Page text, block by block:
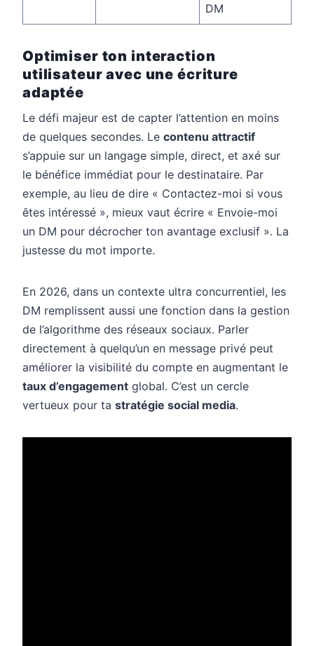
DM
Optimiser ton interaction
utilisateur avec une écriture
adaptée
Le défi majeur est de capter l’attention en moins
de quelques secondes. Le contenu attractif
s’appuie sur un langage simple, direct, et axé sur
le bénéfice immédiat pour le destinataire. Par
exemple, au lieu de dire « Contactez-moi si vous
êtes intéressé », mieux vaut écrire « Envoie-moi
un DM pour décrocher ton avantage exclusif ». La
justesse du mot importe.
En 2026, dans un contexte ultra concurrentiel, les
DM remplissent aussi une fonction dans la gestion
de l’algorithme des réseaux sociaux. Parler
directement à quelqu’un en message privé peut
améliorer la visibilité du compte en augmentant le
taux d’engagement global. C’est un cercle
vertueux pour ta stratégie social media.